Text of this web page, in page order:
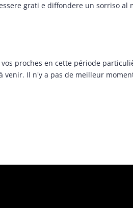
grati e diffondere un sorriso
proches en cette période
Il n'y a pas de meilleur